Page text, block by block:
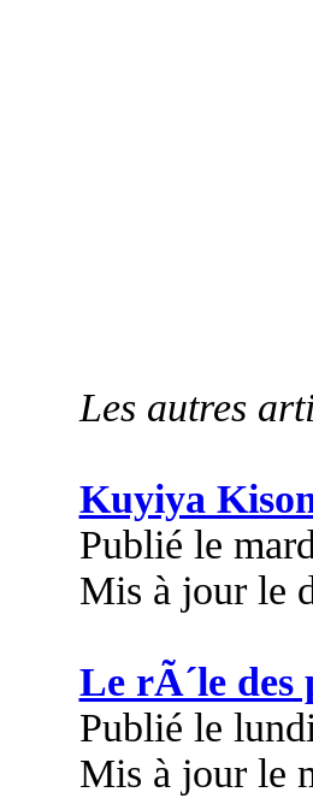
Les autres
Kuyiya
Publié le
Mis à jour le
Le rÃ´le des
Publié le
Mis à jour le